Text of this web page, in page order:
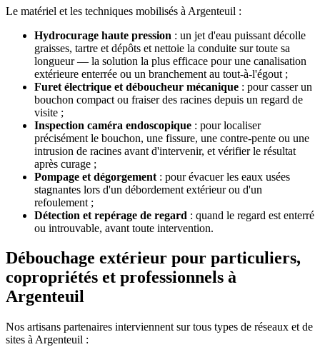
Le matériel et les techniques mobilisés à Argenteuil :
Hydrocurage haute pression : un jet d'eau puissant décolle
graisses, tartre et dépôts et nettoie la conduite sur toute sa
longueur — la solution la plus efficace pour une canalisation
extérieure enterrée ou un branchement au tout-à-l'égout ;
Furet électrique et déboucheur mécanique : pour casser un
bouchon compact ou fraiser des racines depuis un regard de
visite ;
Inspection caméra endoscopique : pour localiser
précisément le bouchon, une fissure, une contre-pente ou une
intrusion de racines avant d'intervenir, et vérifier le résultat
après curage ;
Pompage et dégorgement : pour évacuer les eaux usées
stagnantes lors d'un débordement extérieur ou d'un
refoulement ;
Détection et repérage de regard : quand le regard est enterré
ou introuvable, avant toute intervention.
Débouchage extérieur pour particuliers,
copropriétés et professionnels à
Argenteuil
Nos artisans partenaires interviennent sur tous types de réseaux et de
sites à Argenteuil :